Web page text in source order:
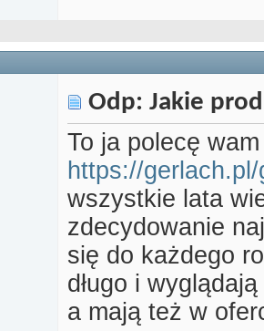
Odp: Jakie
To ja polecę
https://
wszystkie lata
zdecydowanie
się do każdego
długo i
a mają też w